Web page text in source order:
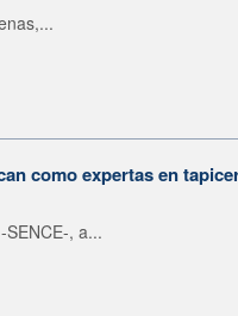
como expertas en
, a...